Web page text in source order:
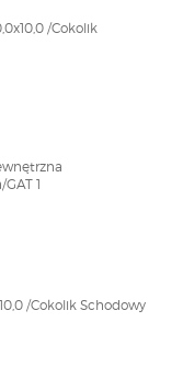
/Cokolik
1
/Cokolik Schodowy